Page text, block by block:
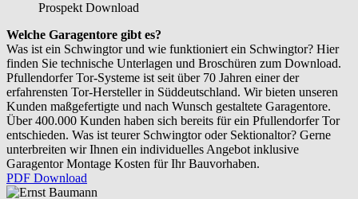
Prospekt Download
Welche Garagentore gibt es?
Was ist ein Schwingtor und wie funktioniert ein Schwingtor? Hier
finden Sie technische Unterlagen und Broschüren zum Download.
Pfullendorfer Tor-Systeme ist seit über 70 Jahren einer der
erfahrensten Tor-Hersteller in Süddeutschland. Wir bieten unseren
Kunden maßgefertigte und nach Wunsch gestaltete Garagentore.
Über 400.000 Kunden haben sich bereits für ein Pfullendorfer Tor
entschieden. Was ist teurer Schwingtor oder Sektionaltor? Gerne
unterbreiten wir Ihnen ein individuelles Angebot inklusive
Garagentor Montage Kosten für Ihr Bauvorhaben.
PDF Download